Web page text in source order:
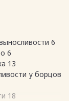
6
6
13
у борцов
18